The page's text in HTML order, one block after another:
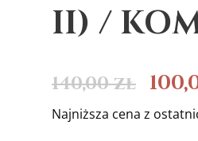
II) /
140,00zł
Najniższa cena z